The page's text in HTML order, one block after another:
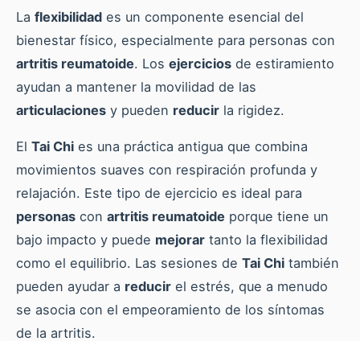
La flexibilidad es un componente esencial del
bienestar físico, especialmente para personas con
artritis reumatoide. Los ejercicios de estiramiento
ayudan a mantener la movilidad de las
articulaciones y pueden reducir la rigidez.
El Tai Chi es una práctica antigua que combina
movimientos suaves con respiración profunda y
relajación. Este tipo de ejercicio es ideal para
personas con artritis reumatoide porque tiene un
bajo impacto y puede mejorar tanto la flexibilidad
como el equilibrio. Las sesiones de Tai Chi también
pueden ayudar a reducir el estrés, que a menudo
se asocia con el empeoramiento de los síntomas
de la artritis.